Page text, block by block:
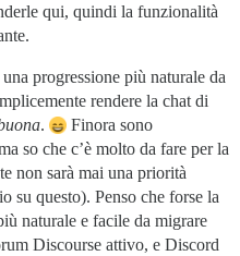
qui, quindi la funzionalità
progressione più naturale da
rendere la chat di
.
Finora sono
so che c’è molto da fare per la
non sarà mai una priorità
su questo). Penso che forse la
naturale e facile da migrare
Discourse attivo, e Discord